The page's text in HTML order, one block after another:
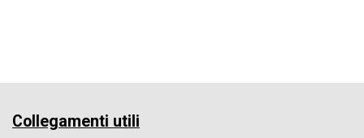
Collegamenti utili